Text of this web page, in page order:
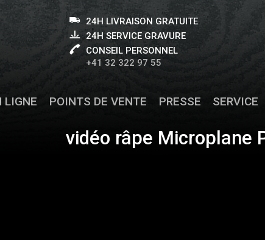
24H LIVRAISON GRATUITE
24H SERVICE GRAVURE
CONSEIL PERSONNEL
+41 32 322 97 55
LIGNE POINTS DE VENTE PRESSE SERVICE
vidéo râpe Microplane